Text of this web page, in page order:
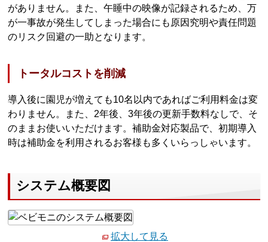
がありません。また、午睡中の映像が記録されるため、万
が一事故が発生してしまった場合にも原因究明や責任問題
のリスク回避の一助となります。
トータルコストを削減
導入後に園児が増えても10名以内であればご利用料金は変
わりません。また、2年後、3年後の更新手数料なしで、そ
のままお使いいただけます。補助金対応製品で、初期導入
時は補助金を利用されるお客様も多くいらっしゃいます。
システム概要図
拡大して見る